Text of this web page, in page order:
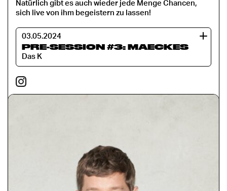
Natürlich gibt es auch wieder jede Menge Chancen,
sich live von ihm begeistern zu lassen!
03.05.2024
PRE-SESSION #3: MAECKES
Das K